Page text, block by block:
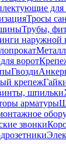
для
Тросы
Трубы,
наружной
ворот
Гвозди
крепеж
шпильки
арматуры
звонки